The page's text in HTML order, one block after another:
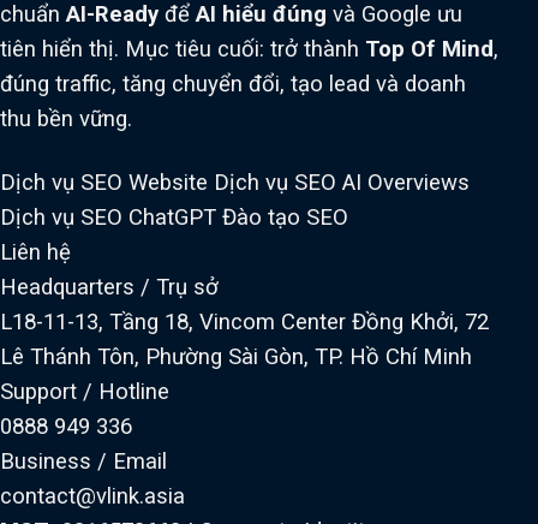
chuẩnAI-Ready đểAI hiểu đúng và Google ưu
tiên hiển thị. Mục tiêu cuối: trở thành Top Of Mind,
đúng traffic, tăng chuyển đổi, tạo lead và doanh
thu bền vững.
Dịch vụ SEO Website Dịch vụ SEO AI Overviews
Dịch vụ SEO ChatGPT Đào tạo SEO
Liên hệ
Headquarters / Trụ sở
L18-11-13, Tầng 18, Vincom Center Đồng Khởi, 72
Lê Thánh Tôn, Phường Sài Gòn, TP. Hồ Chí Minh
Support / Hotline
0888 949 336
Business / Email
contact@vlink.asia